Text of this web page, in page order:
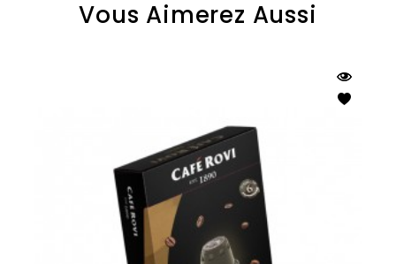
Vous Aimerez Aussi